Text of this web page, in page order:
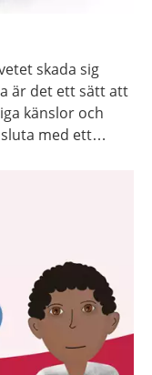
skada sig
är det ett sätt att
känslor och
med ett